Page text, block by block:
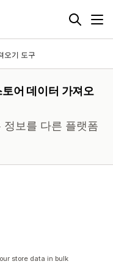
오기 도구
어 데이터 가져오
보를 다른 플랫폼
store data in bulk